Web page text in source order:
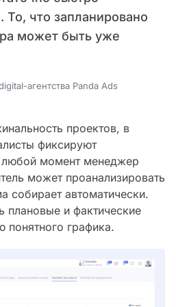
что запланировано
может быть уже
агентства Panda Ads
проектов, в
фиксируют
любой момент менеджер
может проанализировать
собирает автоматически.
плановые и фактические
понятного графика.